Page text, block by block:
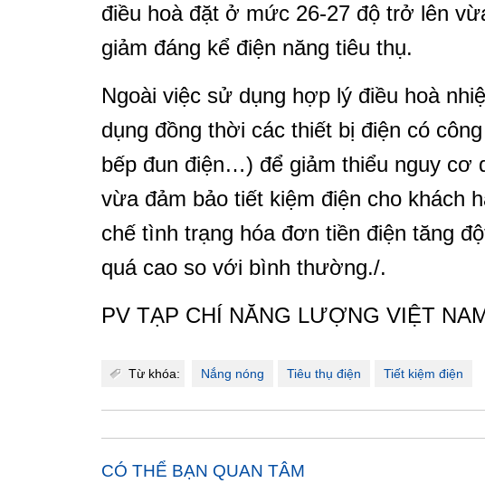
điều hoà đặt ở mức 26-27 độ trở lên
giảm đáng kể điện năng tiêu thụ.
Ngoài việc sử dụng hợp lý điều hoà
dụng đồng thời các thiết bị điện có
bếp đun điện…) để giảm thiểu nguy cơ
vừa đảm bảo tiết kiệm điện cho khách
chế tình trạng hóa đơn tiền điện tăng
quá cao so với bình thường./.
PV TẠP CHÍ NĂNG LƯỢNG VIỆT
Từ khóa: Nắng nóng Tiêu thụ điện Tiết kiệm điện
CÓ THỂ BẠN QUAN TÂM